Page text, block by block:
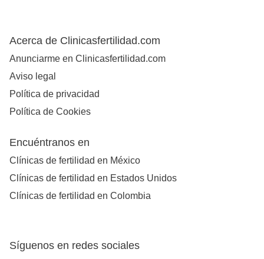
Acerca de Clinicasfertilidad.com
Anunciarme en Clinicasfertilidad.com
Aviso legal
Política de privacidad
Política de Cookies
Encuéntranos en
Clínicas de fertilidad en México
Clínicas de fertilidad en Estados Unidos
Clínicas de fertilidad en Colombia
Síguenos en redes sociales